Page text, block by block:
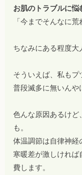
お肌のトラブルに悩
「今までそんなに
ちなみにある程度大
そういえば、私もプ
普段滅多に無いんや
色んな原因あるけど
も。
体温調節は自律神経
寒暖差が激しければ
費します。